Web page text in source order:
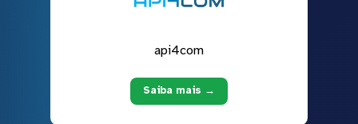
api4com
Saiba mais →